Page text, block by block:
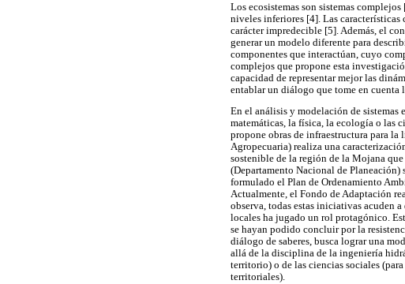
Los ecosistemas son sistemas
niveles inferiores [4]. Las
carácter impredecible [5]. Además, el
generar un modelo diferente para
componentes que interactúan, cuyo
complejos que propone esta
capacidad de representar mejor las
entablar un diálogo que tome en cuenta
En el análisis y modelación de sistemas
matemáticas, la física, la ecología o las
propone obras de infraestructura para
Agropecuaria) realiza una
sostenible de la región de la Mojana
(Departamento Nacional de
formulado el Plan de Ordenamiento
Actualmente, el Fondo de Adaptación
observa, todas estas iniciativas acuden
locales ha jugado un rol protagónico.
se hayan podido concluir por la
diálogo de saberes, busca lograr una
allá de la disciplina de la ingeniería
territorio) o de las ciencias sociales
territoriales).